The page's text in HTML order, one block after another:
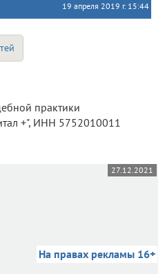
19 апреля 2019 г. 15:44
+", ИНН 5752010011
27.12.2021
На правах рекламы 16+